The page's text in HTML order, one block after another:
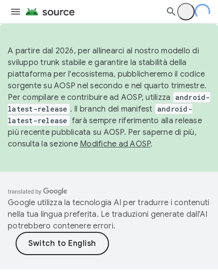
A partire dal 2026, per allinearci al nostro modello di
sviluppo trunk stabile e garantire la stabilità della
piattaforma per l'ecosistema, pubblicheremo il codice
sorgente su AOSP nel secondo e nel quarto trimestre.
Per compilare e contribuire ad AOSP, utilizza
android-
latest-release . Il branch del manifest android-
latest-release farà sempre riferimento alla release
più recente pubblicata su AOSP. Per saperne di più,
consulta la sezione Modifiche ad AOSP.
Google utilizza la tecnologia AI per tradurre i contenuti
nella tua lingua preferita. Le traduzioni generate dall'AI
potrebbero contenere errori.